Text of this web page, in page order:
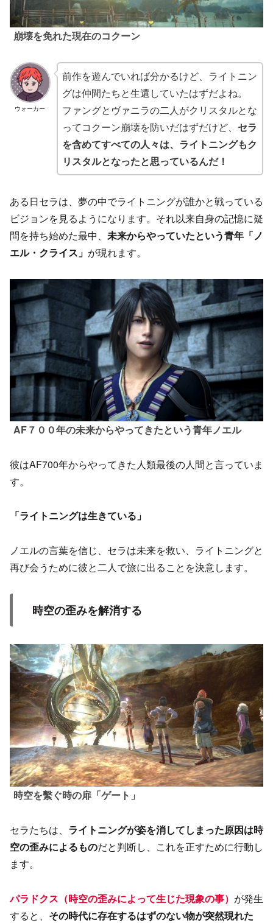
崩壊を免れた現在のコクーン
ウォーカー
前作を遊んでいれば分かるけど、ライトニン
グは仲間たちと生還していたはずだよね。
ファングとヴァニラの二人がクリスタルとな
ってコクーン崩壊を防いだはずだけど、 セラ
を含めてすべての人々は、ライトニングもク
リスタルとなったと思っているんだ！
ある日セラは、夢の中でライトニングが誰かと戦っている
ビジョンを見るようになります。それ以来自身の記憶に疑
問を持ち始めた最中、 未来からやっていたという青年「ノ
エル・クライス」 が現れます。
AF７００年の未来からやってきたという青年ノエル
彼はAF700年からやってきた人類最後の人間と言っていま
す。
「ライトニングは生きている」
ノエルの言葉を信じ、セラは未来を救い、ライトニングと
再び会うために彼と二人で旅に出ることを決意します。
時空の歪みを解消する
時空を繫ぐ時の扉 「ゲート」
セラたちは、 ライトニングが姿を消してしまった原因は時
空の歪みによるものだと判断し、これを正すために行動し
ます。
パラドクス（時空の歪みによって生じた現象の事） が発生
すると、 その時代に存在するはずのない物が突然現れた